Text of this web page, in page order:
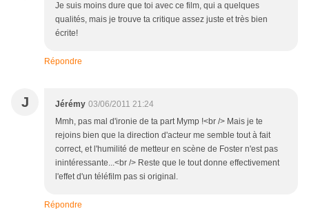
Je suis moins dure que toi avec ce film, qui a quelques
qualités, mais je trouve ta critique assez juste et très bien
écrite!
Répondre
J Jérémy 03/06/2011 21:24
Mmh, pas mal d'ironie de ta part Mymp !<br /> Mais je te
rejoins bien que la direction d'acteur me semble tout à fait
correct, et l'humilité de metteur en scène de Foster n'est pas
inintéressante...<br /> Reste que le tout donne effectivement
l'effet d'un téléfilm pas si original.
Répondre